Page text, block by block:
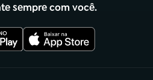
sempre com você.